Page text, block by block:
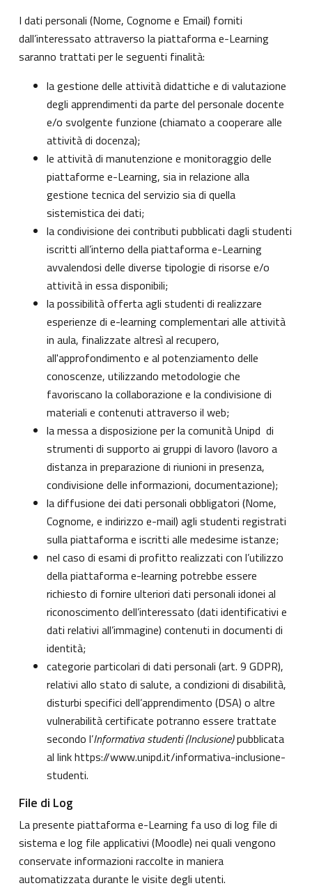
I dati personali (Nome, Cognome e Email) forniti
dall’interessato attraverso la piattaforma e-Learning
saranno trattati per le seguenti finalità:
la gestione delle attività didattiche e di valutazione
degli apprendimenti da parte del personale docente
e/o svolgente funzione (chiamato a cooperare alle
attività di docenza);
le attività di manutenzione e monitoraggio delle
piattaforme e-Learning, sia in relazione alla
gestione tecnica del servizio sia di quella
sistemistica dei dati;
la condivisione dei contributi pubblicati dagli studenti
iscritti all’interno della piattaforma e-Learning
avvalendosi delle diverse tipologie di risorse e/o
attività in essa disponibili;
la possibilità offerta agli studenti di realizzare
esperienze di e-learning complementari alle attività
in aula, finalizzate altresì al recupero,
all'approfondimento e al potenziamento delle
conoscenze, utilizzando metodologie che
favoriscano la collaborazione e la condivisione di
materiali e contenuti attraverso il web;
la messa a disposizione per la comunità Unipd di
strumenti di supporto ai gruppi di lavoro (lavoro a
distanza in preparazione di riunioni in presenza,
condivisione delle informazioni, documentazione);
la diffusione dei dati personali obbligatori (Nome,
Cognome, e indirizzo e-mail) agli studenti registrati
sulla piattaforma e iscritti alle medesime istanze;
nel caso di esami di profitto realizzati con l’utilizzo
della piattaforma e-learning potrebbe essere
richiesto di fornire ulteriori dati personali idonei al
riconoscimento dell’interessato (dati identificativi e
dati relativi all’immagine) contenuti in documenti di
identità;
categorie particolari di dati personali (art. 9 GDPR),
relativi allo stato di salute, a condizioni di disabilità,
disturbi specifici dell’apprendimento (DSA) o altre
vulnerabilità certificate potranno essere trattate
secondo l’Informativa studenti (Inclusione)pubblicata
al linkhttps://www.unipd.it/informativa-inclusione-
studenti.
File di Log
La presente piattaforma e-Learning fa uso di log file di
sistema e log file applicativi (Moodle) nei quali vengono
conservate informazioni raccolte in maniera
automatizzata durante le visite degli utenti.